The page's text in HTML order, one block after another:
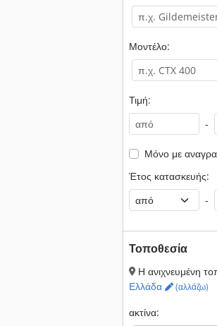
Μοντέλο:
Τιμή:
-
Μόνο με
Έτος κατασκευής:
-
Τοποθεσία
Η ανιχνευμένη
Ελλάδα
(αλλάζω)
ακτίνα: